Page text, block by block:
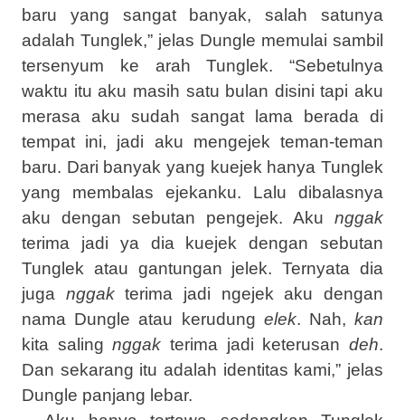
baru yang sangat banyak, salah satunya
adalah Tunglek,” jelas Dungle memulai sambil
tersenyum ke arah Tunglek. “Sebetulnya
waktu itu aku masih satu bulan disini tapi aku
merasa aku sudah sangat lama berada di
tempat ini, jadi aku mengejek teman-teman
baru. Dari banyak yang kuejek hanya Tunglek
yang membalas ejekanku. Lalu dibalasnya
aku dengan sebutan pengejek. Aku nggak
terima jadi ya dia kuejek dengan sebutan
Tunglek atau gantungan jelek. Ternyata dia
juga nggakterima jadi ngejek aku dengan
nama Dungle atau kerudung elek. Nah,kan
kita salingnggakterima jadi keterusandeh.
Dan sekarang itu adalah identitas kami,” jelas
Dungle panjang lebar.